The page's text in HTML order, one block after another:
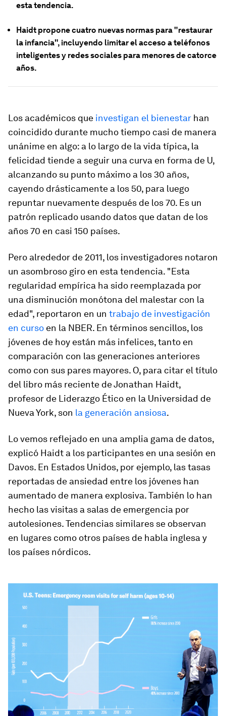
esta tendencia.
Haidt propone cuatro nuevas normas para "restaurar
la infancia", incluyendo limitar el acceso a teléfonos
inteligentes y redes sociales para menores de catorce
años.
Los académicos que investigan el bienestar han
coincidido durante mucho tiempo casi de manera
unánime en algo: a lo largo de la vida típica, la
felicidad tiende a seguir una curva en forma de U,
alcanzando su punto máximo a los 30 años,
cayendo drásticamente a los 50, para luego
repuntar nuevamente después de los 70. Es un
patrón replicado usando datos que datan de los
años 70 en casi 150 países.
Pero alrededor de 2011, los investigadores notaron
un asombroso giro en esta tendencia. "Esta
regularidad empírica ha sido reemplazada por
una disminución monótona del malestar con la
edad", reportaron en un trabajo de investigación
en curso en la NBER. En términos sencillos, los
jóvenes de hoy están más infelices, tanto en
comparación con las generaciones anteriores
como con sus pares mayores. O, para citar el título
del libro más reciente de Jonathan Haidt,
profesor de Liderazgo Ético en la Universidad de
Nueva York, son la generación ansiosa.
Lo vemos reflejado en una amplia gama de datos,
explicó Haidt a los participantes en una sesión en
Davos. En Estados Unidos, por ejemplo, las tasas
reportadas de ansiedad entre los jóvenes han
aumentado de manera explosiva. También lo han
hecho las visitas a salas de emergencia por
autolesiones. Tendencias similares se observan
en lugares como otros países de habla inglesa y
los países nórdicos.